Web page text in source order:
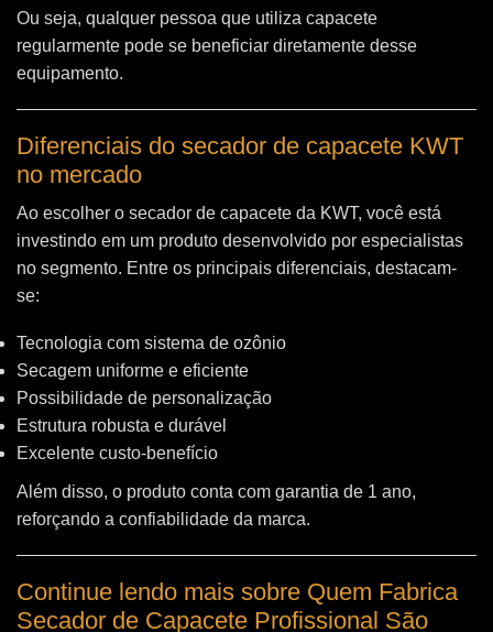
Ou seja, qualquer pessoa que utiliza capacete
regularmente pode se beneficiar diretamente desse
equipamento.
Diferenciais do secador de capacete KWT
no mercado
Ao escolher o secador de capacete da KWT, você está
investindo em um produto desenvolvido por especialistas
no segmento. Entre os principais diferenciais, destacam-
se:
Tecnologia com sistema de ozônio
Secagem uniforme e eficiente
Possibilidade de personalização
Estrutura robusta e durável
Excelente custo-benefício
Além disso, o produto conta com garantia de 1 ano,
reforçando a confiabilidade da marca.
Continue lendo mais sobre Quem Fabrica
Secador de Capacete Profissional São